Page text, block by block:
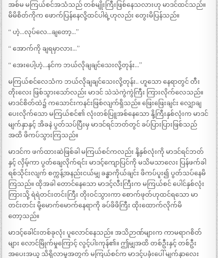
အစ်မ မကြယ်စင်အသံသည် တစ်မျိုးကြီးဖြစ်နေသလားဟု မာဒင်ထင်သည်။
မိမိစိတ်ကိုက ဖောက်ပြန်နေလို့ထင်ပါရဲ့ဟုလည်း တွေးမိပြန်သည်။
“ ဟဲ့…လုပ်လေ…ချတော့…”
“ အောက်ကို ချရမှာလား…”
“ အေးပေါ့ဟဲ့…နင်က ဘယ်လိုချချင်သေးလို့တုန်း…”
မကြယ်စင်လေသံက ဘယ်လိုချချင်သေးလို့တုန်း.. ဟူသော နေရာတွင် တီး
တိုးလေး ဖြစ်သွားသော်လည်း မာဒင် သဲသဲကွဲကွဲကြီး ကြားလိုက်လေသည်။
မာဒင်စိတ်ထဲ၌ ကသောင်းကနင်းဖြစ်လျက်ရှိသည်။ ဖြေးဖြေးချင်း လျှောချ
ပေးလိုက်သော မကြယ်စင်၏ လုံးတစ်ပြူအစ်နေသော နို့ကြီးနှစ်လုံးက မာဒင်
မျက်နှာနှင့် အိခနဲ ပွတ်သပ်ပြီးမှ မာဒင်ရင်ဘတ်တွင် ခပ်ပြားပြားဖြစ်သည်
အထိ ဖိကပ်သွားကြသည်။
မာဒင်က ဖက်ထားဆဲဖြစ်ခါ မကြယ်စင်ကလည်း နို့နှစ်လုံးကို မာဒင်ရင်ဘတ်
နှင့် လှိမ့်ကာ ပွတ်ချေလိုက်ရင်း မာဒင့်ကျောပြင်ကို မသိမသာလေး ပြန်ဖက်ခါ
ရစ်သိုင်းလျက် စက္ကန့်အနည်းငယ်မျှ ခန္ဓာကိုယ်ချင်း ဖိကပ်ပူး၍ ပွတ်သပ်နေမိ
ကြသည်။ ထိုအခါ တောင်နေသော မာဒင့်လီးကြီးက မကြယ်စင် ပေါင်နှစ်လုံး
ကြားသို့ ရဲရဲတင်းတင်းကြီး တိုးဝင်သွားကာ စောက်ဖုတ်ဟုထင်ရသော မာ
တင်းတင်း မို့မောက်မောက်နေရာကို ခပ်ဖိဖိကြီး ထိုးထောက်လိုက်မိ
တော့သည်။
မာဒင့်ခေါင်းတစ်ခုလုံး ပူလောင်နေသည်။ အသိဉာဏ်များက ကာမရာဂစိတ်
များ လောင်မြိုက်မှုကြောင့် လွင့်ပါးကုန်၏။ ဤမျှအထိ တစ်ဦးနှင့် တစ်ဦး
အပေးအယူ သိရှိလာမှုအတွက် မကြယ်စင်က မာဒင့်ပခုံးပေါ် မျက်နှာလေး